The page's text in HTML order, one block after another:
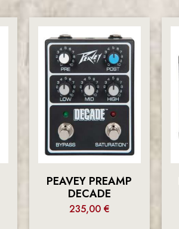
PEAVEY PREAMP
DECADE
235,00 €